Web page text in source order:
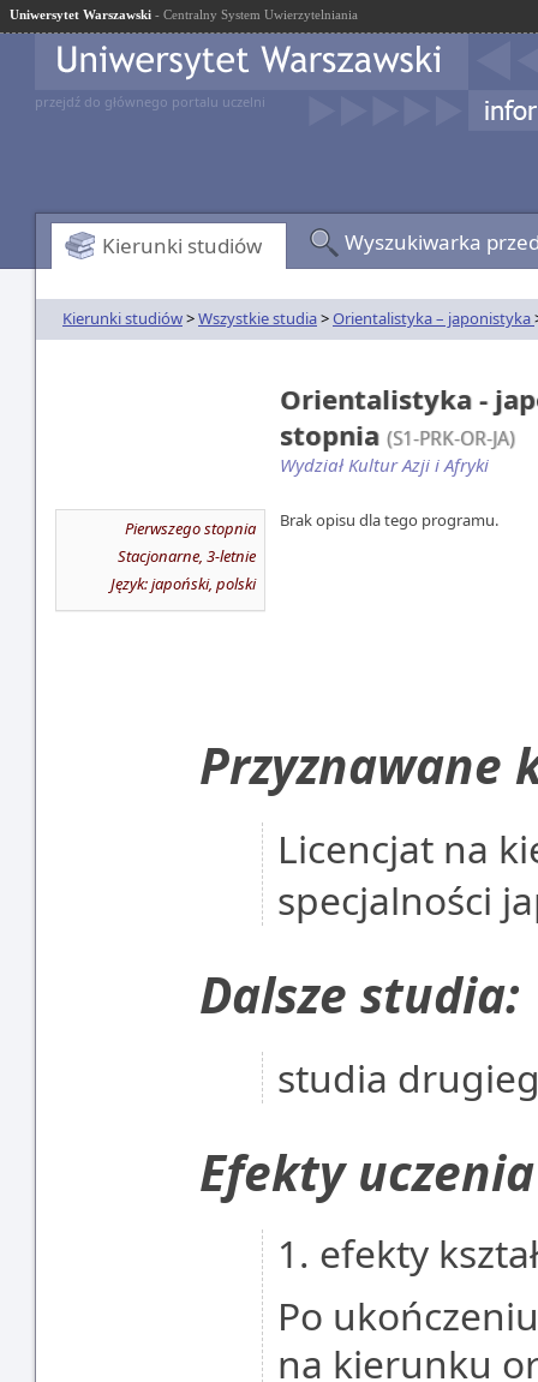
Uniwersytet Warszawski - Centralny System Uwierzytelniania
przejdź do głównego portalu uczelni
Kierunki studiów Wyszukiwarka
Kierunki studiów>Wszystkie studia>Orientalistyka – japonistyka
Orientalistyka -
stopnia (S1-PRK-OR-JA)
Wydział Kultur Azji i Afryki
Pierwszego stopnia
Stacjonarne, 3-letnie
Język: japoński, polski
Brak opisu dla tego programu.
Przyznawane
Licencjat na
specjalności
Dalsze studia:
studia
Efekty
1. efekty
Po
na kierunku